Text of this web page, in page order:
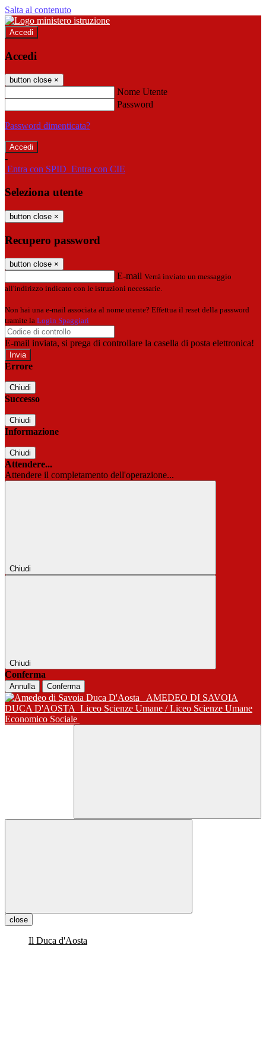
Salta al contenuto
Accedi
Accedi
button close ×
Nome Utente
Password
Password dimenticata?
-
Entra con SPID Entra con CIE
Seleziona utente
button close ×
Recupero password
button close ×
E-mail Verrà inviato un messaggio
all'indirizzo indicato con le istruzioni necessarie.
Non hai una e-mail associata al nome utente? Effettua il reset della password
tramite la Login Spaggiari
E-mail inviata, si prega di controllare la casella di posta elettronica!
Errore
Chiudi
Successo
Chiudi
Informazione
Chiudi
Attendere...
Attendere il completamento dell'operazione...
Chiudi
Chiudi
Conferma
Annulla Conferma
AMEDEO DI SAVOIA
DUCA D'AOSTA Liceo Scienze Umane / Liceo Scienze Umane
Economico Sociale
close
Il Duca d'Aosta